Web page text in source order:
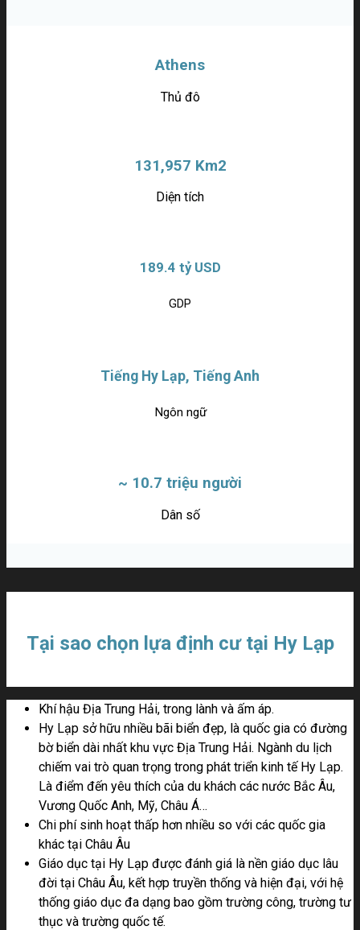
Athens
Thủ đô
131,957 Km2
Diện tích
189.4 tỷ USD
GDP
Tiếng Hy Lạp, Tiếng Anh
Ngôn ngữ
~ 10.7 triệu người
Dân số
Tại sao chọn lựa định cư tại Hy Lạp
Khí hậu Địa Trung Hải, trong lành và ấm áp.
Hy Lạp sở hữu nhiều bãi biển đẹp, là quốc gia có đường
bờ biển dài nhất khu vực Địa Trung Hải. Ngành du lịch
chiếm vai trò quan trọng trong phát triển kinh tế Hy Lạp.
Là điểm đến yêu thích của du khách các nước Bắc Âu,
Vương Quốc Anh, Mỹ, Châu Á…
Chi phí sinh hoạt thấp hơn nhiều so với các quốc gia
khác tại Châu Âu
Giáo dục tại Hy Lạp được đánh giá là nền giáo dục lâu
đời tại Châu Âu, kết hợp truyền thống và hiện đại, với hệ
thống giáo dục đa dạng bao gồm trường công, trường tư
thục và trường quốc tế.